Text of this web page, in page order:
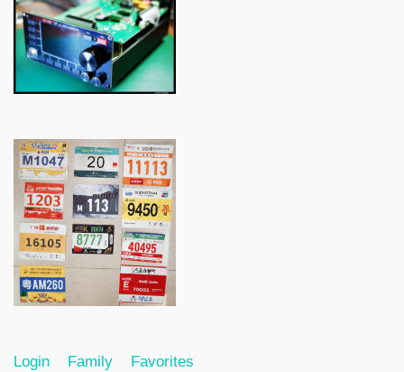
Login Family
Favorites